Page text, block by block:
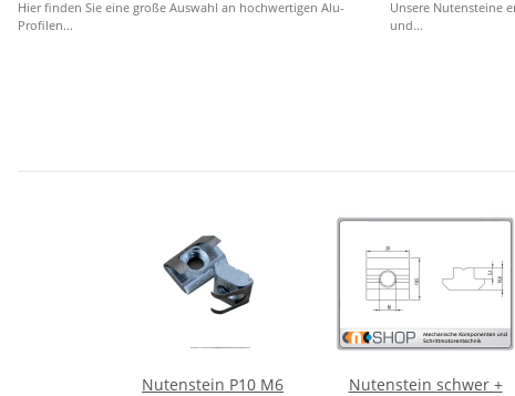
Hier finden Sie eine große Auswahl an hochwertigen Alu-
Profilen...
Unsere Nutensteine
und...
Nutenstein P10 M6
Nutenstein schwer +